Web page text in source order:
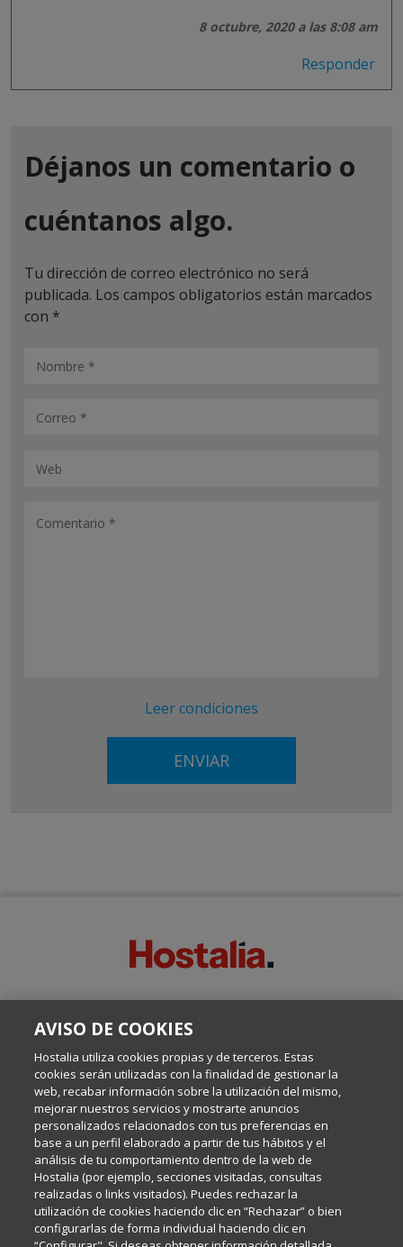
8 octubre, 2020 a las 8:08 am
Responder
Déjanos un comentario o
cuéntanos algo.
Tu dirección de correo electrónico no será
publicada. Los campos obligatorios están marcados
con *
Leer condiciones
Escrito por el equipo de Comunicación de Hostalia, dirigido por
Internet y Tecnología.
Política de privacidad
Política de cookies
Aviso legal
AVISO DE COOKIES
Hostalia utiliza cookies propias y de terceros. Estas
cookies serán utilizadas con la finalidad de gestionar la
web, recabar información sobre la utilización del mismo,
mejorar nuestros servicios y mostrarte anuncios
personalizados relacionados con tus preferencias en
base a un perfil elaborado a partir de tus hábitos y el
análisis de tu comportamiento dentro de la web de
Hostalia (por ejemplo, secciones visitadas, consultas
realizadas o links visitados). Puedes rechazar la
utilización de cookies haciendo clic en “Rechazar” o bien
configurarlas de forma individual haciendo clic en